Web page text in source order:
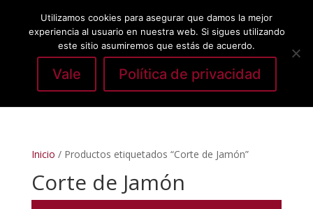
Seleccionar página
Inicio / Productos etiquetados “Corte de Jamón”
Corte de Jamón
Utilizamos cookies para asegurar que damos la mejor
experiencia al usuario en nuestra web. Si sigues utilizando
este sitio asumiremos que estás de acuerdo.
Vale Política de privacidad